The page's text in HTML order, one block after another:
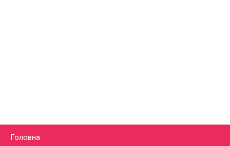
Головна